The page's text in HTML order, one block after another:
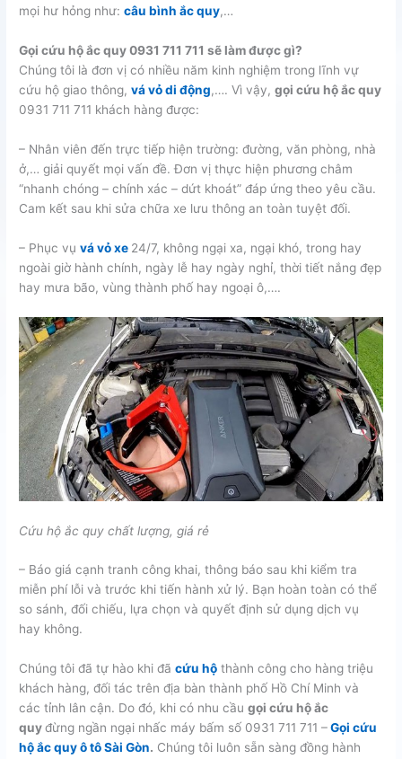
mọi hư hỏng như:câu bình ắc quy,…
Gọi cứu hộ ắc quy 0931 711 711 sẽ làm được gì?
Chúng tôi là đơn vị có nhiều năm kinh nghiệm trong lĩnh vự
cứu hộ giao thông,vá vỏ di động,…. Vì vậy,gọi cứu hộ ắc quy
0931 711 711 khách hàng được:
– Nhân viên đến trực tiếp hiện trường: đường, văn phòng, nhà
ở,… giải quyết mọi vấn đề. Đơn vị thực hiện phương châm
“nhanh chóng – chính xác – dứt khoát” đáp ứng theo yêu cầu.
Cam kết sau khi sửa chữa xe lưu thông an toàn tuyệt đối.
– Phục vụvá vỏ xe 24/7, không ngại xa, ngại khó, trong hay
ngoài giờ hành chính, ngày lễ hay ngày nghỉ, thời tiết nắng đẹp
hay mưa bão, vùng thành phố hay ngoại ô,….
Cứu hộ ắc quy chất lượng, giá rẻ
– Báo giá cạnh tranh công khai, thông báo sau khi kiểm tra
miễn phí lỗi và trước khi tiến hành xử lý. Bạn hoàn toàn có thể
so sánh, đối chiếu, lựa chọn và quyết định sử dụng dịch vụ
hay không.
Chúng tôi đã tự hào khi đãcứu hộ thành công cho hàng triệu
khách hàng, đối tác trên địa bàn thành phố Hồ Chí Minh và
các tỉnh lân cận. Do đó, khi có nhu cầugọi cứu hộ ắc
quyđừng ngần ngại nhấc máy bấm số 0931 711 711 –Gọi cứu
hộ ắc quy ô tô Sài Gòn. Chúng tôi luôn sẵn sàng đồng hành